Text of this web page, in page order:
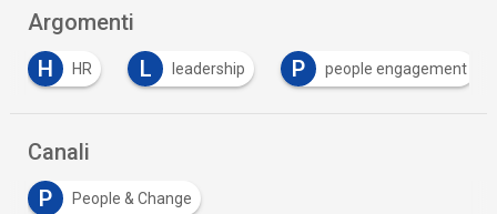
Argomenti
H
HR L leadership P people engagement
Canali
P
People & Change